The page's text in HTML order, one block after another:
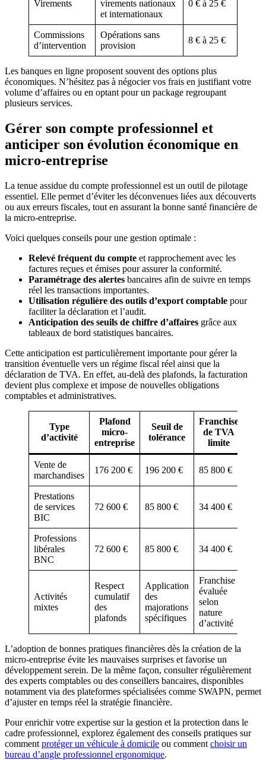
Virements
virements nationaux
et internationaux
0 € à 25 €
Commissions
d’intervention
Opérations sans
provision
8 € à 25 €
Les banques en ligne proposent souvent des options plus
économiques. N’hésitez pas à négocier vos frais en justifiant votre
volume d’affaires ou en optant pour un package regroupant
plusieurs services.
Gérer son compte professionnel et
anticiper son évolution économique en
micro-entreprise
La tenue assidue du compte professionnel est un outil de pilotage
essentiel. Elle permet d’éviter les déconvenues liées aux découverts
ou aux erreurs fiscales, tout en assurant la bonne santé financière de
la micro-entreprise.
Voici quelques conseils pour une gestion optimale :
Relevé fréquent du compte et rapprochement avec les
factures reçues et émises pour assurer la conformité.
Paramétrage des alertes bancaires afin de suivre en temps
réel les transactions importantes.
Utilisation régulière des outils d’export comptable pour
faciliter la déclaration et l’audit.
Anticipation des seuils de chiffre d’affaires grâce aux
tableaux de bord statistiques bancaires.
Cette anticipation est particulièrement importante pour gérer la
transition éventuelle vers un régime fiscal réel ainsi que la
déclaration de TVA. En effet, au-delà des plafonds, la facturation
devient plus complexe et impose de nouvelles obligations
comptables et administratives.
Type
d’activité
Plafond
micro-
entreprise
Seuil de
tolérance
Franchise
de TVA
limite
Vente de
marchandises
176 200 € 196 200 € 85 800 €
Prestations
de services
BIC
72 600 € 85 800 € 34 400 €
Professions
libérales
BNC
72 600 € 85 800 € 34 400 €
Activités
mixtes
Respect
cumulatif
des
plafonds
Application
des
majorations
spécifiques
Franchise
évaluée
selon
nature
d’activité
L’adoption de bonnes pratiques financières dès la création de la
micro-entreprise évite les mauvaises surprises et favorise un
développement serein. De la même façon, consulter régulièrement
des experts comptables ou des conseillers bancaires, disponibles
notamment via des plateformes spécialisées comme SWAPN, permet
d’ajuster en temps réel la stratégie financière.
Pour enrichir votre expertise sur la gestion et la protection dans le
cadre professionnel, explorez également des conseils pratiques sur
comment protéger un véhicule à domicile ou comment choisir un
bureau d’angle professionnel ergonomique.